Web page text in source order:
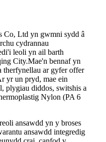
Co, Ltd yn gwmni sydd â
cydrannau
leoli yn ail barth
City.Mae'n bennaf yn
ar gyfer offer
yr un pryd, mae ein
plygiau diddos, switshis a
Nylon (PA 6
ansawdd yn y broses
ansawdd integredig